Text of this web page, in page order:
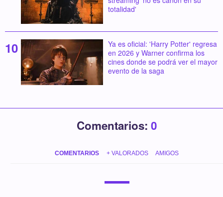
totalidad'
Ya es oficial: 'Harry Potter' regresa
en 2026 y Warner confirma los
cines donde se podrá ver el mayor
evento de la saga
Comentarios: 0
COMENTARIOS + VALORADOS AMIGOS